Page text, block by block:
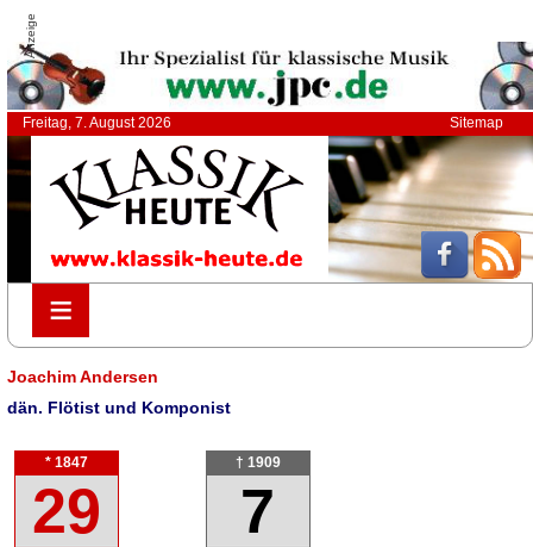
Anzeige
Freitag, 7. August 2026 Sitemap
≡
≡
Joachim Andersen
dän. Flötist und Komponist
* 1847
29
† 1909
7